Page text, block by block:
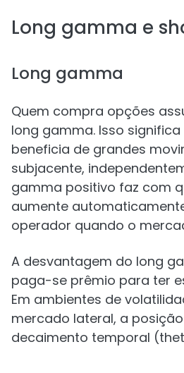
Long gamma e
Long gamma
Quem compra opções
long gamma. Isso
beneficia de grandes
subjacente,
gamma positivo faz com
aumente
operador quando o
A desvantagem do long
paga-se prêmio para ter
Em ambientes de
mercado lateral, a
decaimento temporal